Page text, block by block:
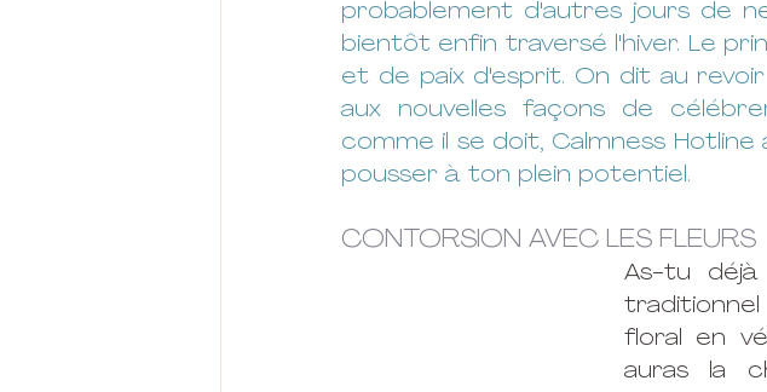
probablement d'autres jours de
bientôt enfin traversé l'hiver. Le
et de paix d'esprit. On dit au
aux nouvelles façons de
comme il se doit, Calmness
pousser à ton plein potentiel.
CONTORSION AVEC LES FLEURS
As-tu
floral en
auras la